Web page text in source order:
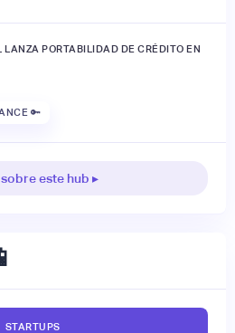
PORTABILIDAD DE CRÉDITO EN
🔑
este hub ▸
STARTUPS